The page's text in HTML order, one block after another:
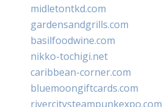
midletontkd.com
gardensandgrills.com
basilfoodwine.com
nikko-tochigi.net
caribbean-corner.com
bluemoongiftcards.com
rivercitysteampunkexpo.com